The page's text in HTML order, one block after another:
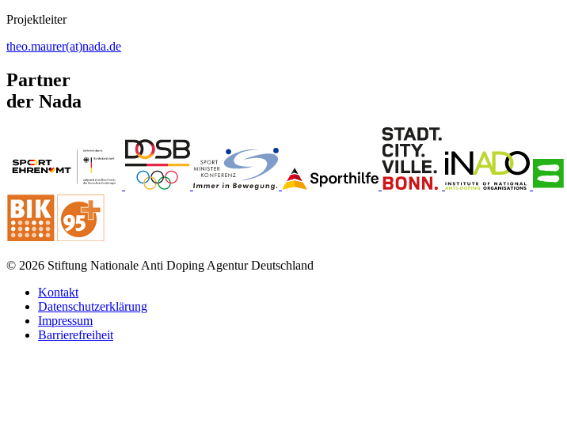
Projektleiter
theo.maurer(at)nada.de
Partner
der Nada
© 2026 Stiftung Nationale Anti Doping Agentur Deutschland
Kontakt
Datenschutzerklärung
Impressum
Barrierefreiheit